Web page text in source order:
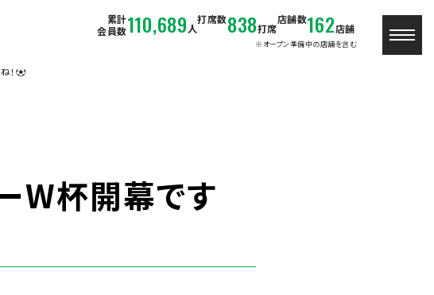
累計
会員数110,689 人
打席数838打席
店舗数162店舗
※オープン準備中の店舗を含む
！⚽
W杯開幕です